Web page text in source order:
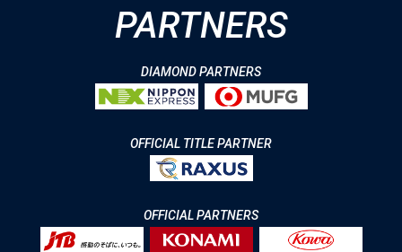
PARTNERS
DIAMOND PARTNERS
OFFICIAL TITLE PARTNER
OFFICIAL PARTNERS